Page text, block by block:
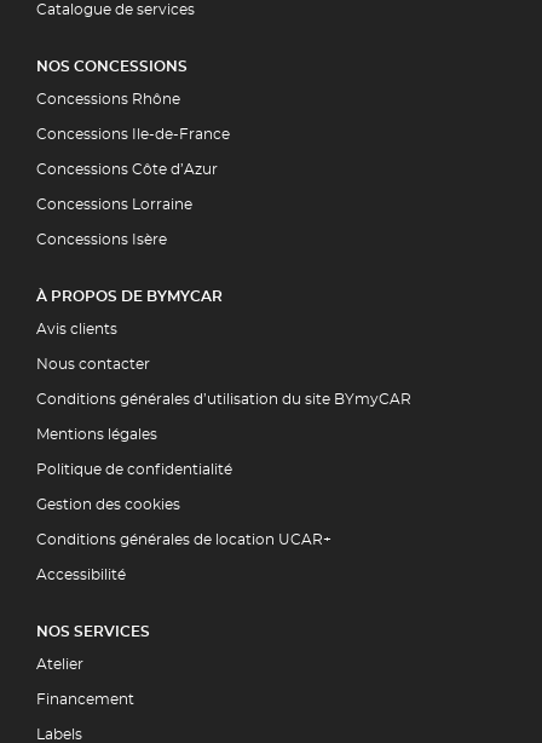
Catalogue de services
NOS CONCESSIONS
Concessions Rhône
Concessions Ile-de-France
Concessions Côte d’Azur
Concessions Lorraine
Concessions Isère
À PROPOS DE BYMYCAR
Avis clients
Nous contacter
Conditions générales d’utilisation du site BYmyCAR
Mentions légales
Politique de confidentialité
Gestion des cookies
Conditions générales de location UCAR+
Accessibilité
NOS SERVICES
Atelier
Financement
Labels